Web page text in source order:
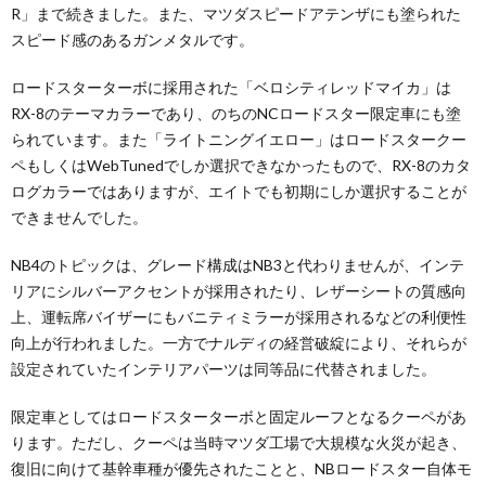
R」まで続きました。また、マツダスピードアテンザにも塗られた
スピード感のあるガンメタルです。
ロードスターターボに採用された「ベロシティレッドマイカ」は
RX-8のテーマカラーであり、のちのNCロードスター限定車にも塗
られています。また「ライトニングイエロー」はロードスタークー
ペもしくはWebTunedでしか選択できなかったもので、RX-8のカタ
ログカラーではありますが、エイトでも初期にしか選択することが
できませんでした。
NB4のトピックは、グレード構成はNB3と代わりませんが、インテ
リアにシルバーアクセントが採用されたり、レザーシートの質感向
上、運転席バイザーにもバニティミラーが採用されるなどの利便性
向上が行われました。一方でナルディの経営破綻により、それらが
設定されていたインテリアパーツは同等品に代替されました。
限定車としてはロードスターターボと固定ルーフとなるクーペがあ
ります。ただし、クーペは当時マツダ工場で大規模な火災が起き、
復旧に向けて基幹車種が優先されたことと、NBロードスター自体モ